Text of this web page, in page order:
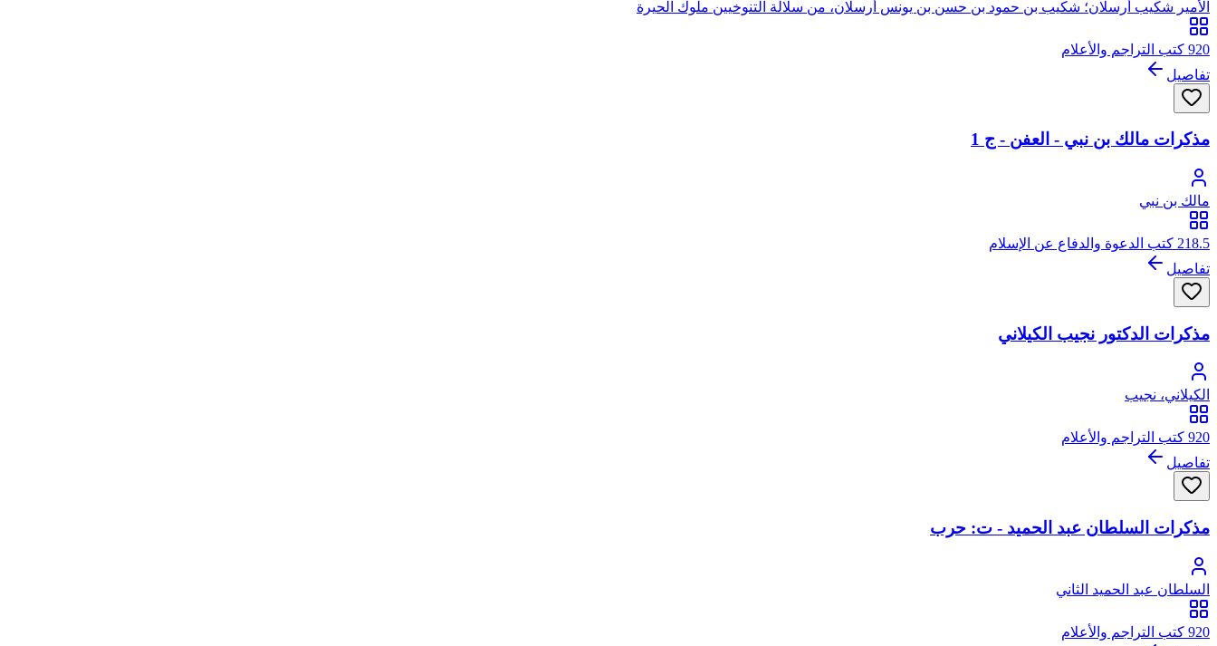
الأمير شكيب أرسلان؛ شكيب بن حمود بن حسن بن يونس أرسلان، من سلالة التنوخيين ملوك الحيرة
920 كتب التراجم والأعلام
تفاصيل
مذكرات مالك بن نبي - العفن - ج 1
مالك بن نبي
218.5 كتب الدعوة والدفاع عن الإسلام
تفاصيل
مذكرات الدكتور نجيب الكيلاني
الكيلاني، نجيب
920 كتب التراجم والأعلام
تفاصيل
مذكرات السلطان عبد الحميد - ت: حرب
السلطان عبد الحميد الثاني
920 كتب التراجم والأعلام